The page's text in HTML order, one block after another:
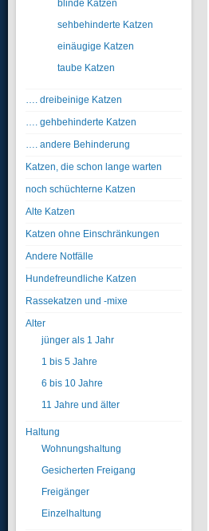
blinde Katzen
sehbehinderte Katzen
einäugige Katzen
taube Katzen
…. dreibeinige Katzen
…. gehbehinderte Katzen
…. andere Behinderung
Katzen, die schon lange warten
noch schüchterne Katzen
Alte Katzen
Katzen ohne Einschränkungen
Andere Notfälle
Hundefreundliche Katzen
Rassekatzen und -mixe
Alter
jünger als 1 Jahr
1 bis 5 Jahre
6 bis 10 Jahre
11 Jahre und älter
Haltung
Wohnungshaltung
Gesicherten Freigang
Freigänger
Einzelhaltung